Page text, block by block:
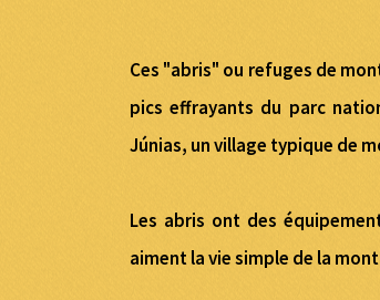
Ces "abris" ou refuges de
pics effrayants du parc
Júnias, un village typique de
Les abris ont des
aiment la vie simple de la